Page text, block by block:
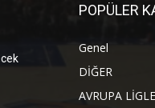
POPÜLER
Genel
DİĞER
AVRUPA